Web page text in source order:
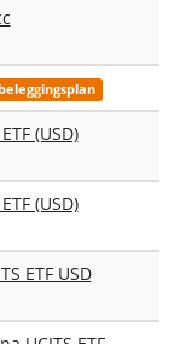
(USD)
(USD)
ETF USD